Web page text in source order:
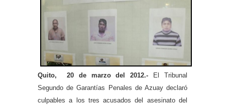
Quito, 20 de marzo del 2012.- El Tribunal
Segundo de Garantías Penales de Azuay declaró
culpables a los tres acusados del asesinato del